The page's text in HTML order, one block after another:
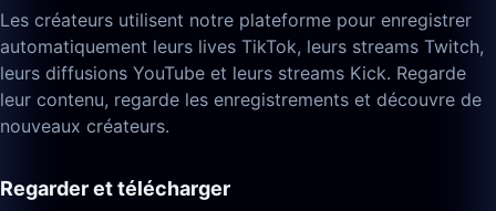
Les créateurs utilisent notre plateforme pour enregistrer
automatiquement leurs lives TikTok, leurs streams Twitch,
leurs diffusions YouTube et leurs streams Kick. Regarde
leur contenu, regarde les enregistrements et découvre de
nouveaux créateurs.
Regarder et télécharger